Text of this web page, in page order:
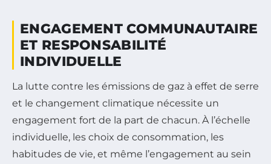
ENGAGEMENT COMMUNAUTAIRE
ET RESPONSABILITÉ
INDIVIDUELLE
La lutte contre les émissions de gaz à effet de serre
et le changement climatique nécessite un
engagement fort de la part de chacun. À l’échelle
individuelle, les choix de consommation, les
habitudes de vie, et même l’engagement au sein